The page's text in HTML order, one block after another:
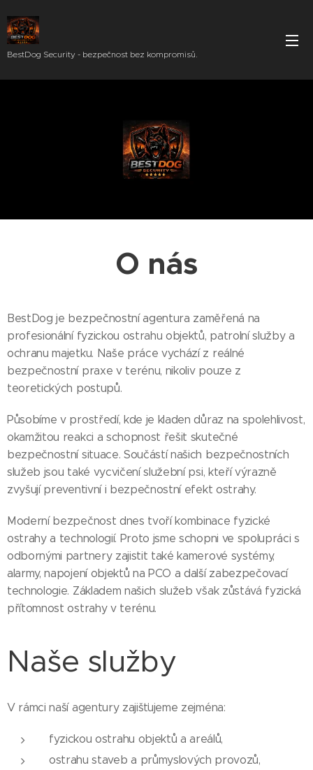
BestDog Security - bezpečnost bez kompromisů.
O nás
BestDog je bezpečnostní agentura zaměřená na
profesionální fyzickou ostrahu objektů, patrolní služby a
ochranu majetku. Naše práce vychází z reálné
bezpečnostní praxe v terénu, nikoliv pouze z
teoretických postupů.
Působíme v prostředí, kde je kladen důraz na spolehlivost,
okamžitou reakci a schopnost řešit skutečné
bezpečnostní situace. Součástí našich bezpečnostních
služeb jsou také vycvičení služební psi, kteří výrazně
zvyšují preventivní i bezpečnostní efekt ostrahy.
Moderní bezpečnost dnes tvoří kombinace fyzické
ostrahy a technologií. Proto jsme schopni ve spolupráci s
odbornými partnery zajistit také kamerové systémy,
alarmy, napojení objektů na PCO a další zabezpečovací
technologie. Základem našich služeb však zůstává fyzická
přítomnost ostrahy v terénu.
Naše služby
V rámci naší agentury zajišťujeme zejména:
fyzickou ostrahu objektů a areálů,
ostrahu staveb a průmyslových provozů,